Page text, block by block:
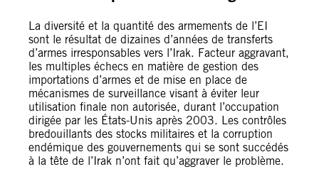
La diversité et la quantité des armements de l’EI
sont le résultat de dizaines d’années de transferts
d’armes irresponsables vers l’Irak. Facteur aggravant,
les multiples échecs en matière de gestion des
importations d’armes et de mise en place de
mécanismes de surveillance visant à éviter leur
utilisation finale non autorisée, durant l’occupation
dirigée par les États-Unis après 2003. Les contrôles
bredouillants des stocks militaires et la corruption
endémique des gouvernements qui se sont succédés
à la tête de l’Irak n’ont fait qu’aggraver le problème.